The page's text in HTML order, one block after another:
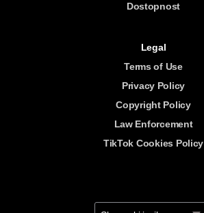
Dostopnost
Legal
Terms of Use
Privacy Policy
Copyright Policy
Law Enforcement
TikTok Cookies Policy